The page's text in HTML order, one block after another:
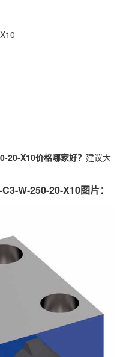
20-X10价格哪家好？ 建议大
W-250-20-X10图片：